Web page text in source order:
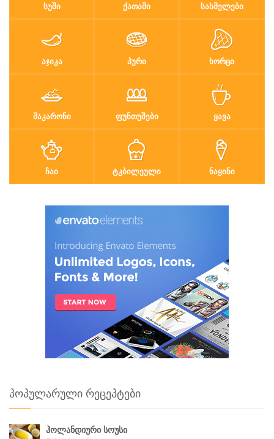
ᲡᲣᲨᲘ ᲥᲐᲗᲐᲛᲘ ᲡᲐᲡᲛᲔᲚᲔᲑᲘ
ᲐᲯᲘᲙᲐ ᲞᲣᲠᲘ ᲮᲝᲠᲪᲘ
ᲛᲐᲙᲐᲠᲝᲜᲘ ᲤᲣᲜᲗᲣᲨᲔᲑᲘ ᲧᲐᲕᲐ
ᲩᲐᲘ ᲢᲙᲑᲘᲚᲔᲣᲚᲘ ᲜᲐᲧᲘᲜᲘ
პოპულარული რეცეპტები
ჰოლანდიური სოუსი